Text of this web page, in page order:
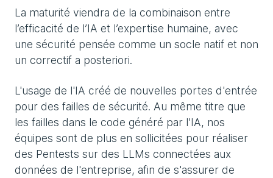
La maturité viendra de la combinaison entre
l’efficacité de l’IA et l’expertise humaine, avec
une sécurité pensée comme un socle natif et non
un correctif a posteriori.
L'usage de l'IA créé de nouvelles portes d'entrée
pour des failles de sécurité. Au même titre que
les failles dans le code généré par l'IA, nos
équipes sont de plus en sollicitées pour réaliser
des Pentests sur des LLMs connectées aux
données de l'entreprise, afin de s'assurer de